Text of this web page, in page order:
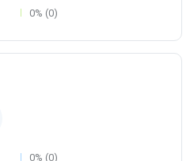
0% (0)
0% (0)